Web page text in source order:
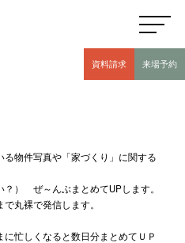
長日記(豊中市 モデルハウス有)
資料請求 来場予約
る物件写真や「家づくり」に関する
） ぜ～んぶまとめてUPします。
丸裸で発信します。
忙しくなると数日分まとめてＵＰ